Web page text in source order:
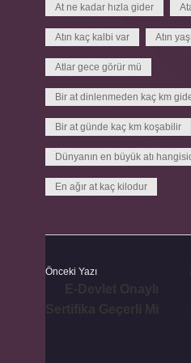
At ne kadar hızla gider
Atın kaç kalbi var Atın
Atlar gece görür mü
Bir at dinlenmeden kaç km
Bir at günde kaç km koşabilir
Dünyanın en büyük atı
En ağır at kaç kilodur
Önceki Yazı